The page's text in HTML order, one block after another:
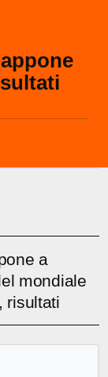
a
mondiale
risultati